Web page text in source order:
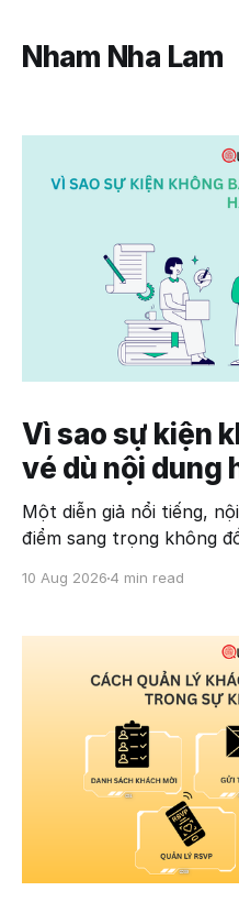
Nham Nha Lam
Vì sao sự kiện
vé dù nội dung
Một diễn giả nổi tiếng,
điểm sang trọng không
đầu tư kỹ lưỡng vẫn có
10 Aug 2026 4 min read